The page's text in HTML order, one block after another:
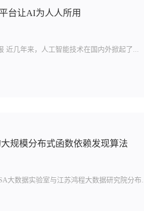
台让AI为人人所用
几年来，人工智能技术在国内外掀起了...
规模分布式函数依赖发现算法
大数据实验室与江苏鸿程大数据研究院分布...